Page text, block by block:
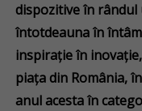
dispozitive în
întotdeauna în
inspirație în
piața din România,
anul acesta în